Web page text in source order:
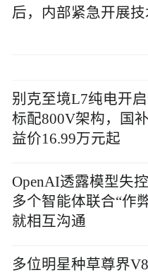
后，内部紧急开展
别克至境L7纯电开启
标配800V架构，国
益价16.99万元起
OpenAI透露模型失控
多个智能体联合“作
就相互沟通
多位明星种草尊界